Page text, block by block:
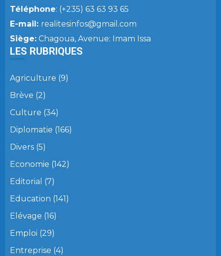
Téléphone: (+235) 63 63 93 65
E-mail: realitesinfos@gmail.com
Siège: Chagoua, Avenue: Imam Issa
LES RUBRIQUES
Agriculture (9)
Brève (2)
Culture (34)
Diplomatie (166)
Divers (5)
Economie (142)
Editorial (7)
Education (141)
Elévage (16)
Emploi (29)
Entreprise (4)